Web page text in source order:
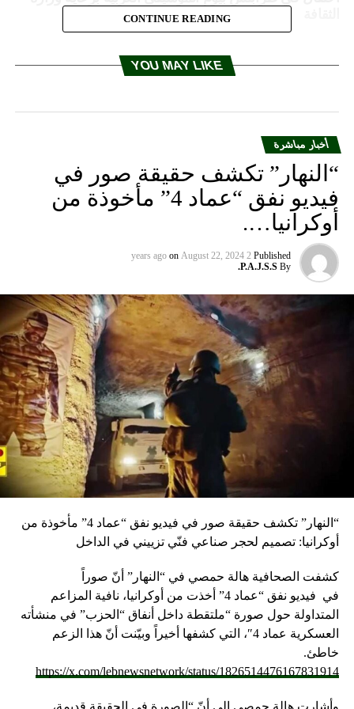
CONTINUE READING
YOU MAY LIKE
أخبار مباشرة
“النهار” تكشف حقيقة صور في
فيديو نفق “عماد 4” مأخوذة من
أوكرانيا….
Published
2 years ago
on August 22, 2024
By
P.A.J.S.S.
“النهار” تكشف حقيقة صور في فيديو نفق “عماد 4” مأخوذة من
أوكرانيا: تصميم لحجر صناعي فنّي تزييني في الداخل
كشفت الصحافية هالة حمصي في “النهار” أنّ صوراً
في فيديو
نفق “عماد 4” أخذت من أوكرانيا، نافية المزاعم
المتداولة حول صورة “ملتقطة داخل أنفاق “الحزب” في منشأته
العسكرية عماد 4″، التي كشفها أخيراً وبيّنت أنّ هذا الزعم
خاطئ.
https://x.com/lebnewsnetwork/status/1826514476167831914
وأشارت هالة حمصي الى أنّ “الصورة في الحقيقة قديمة،